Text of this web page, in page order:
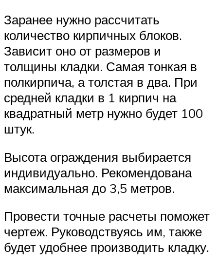
Заранее нужно рассчитать
количество кирпичных блоков.
Зависит оно от размеров и
толщины кладки. Самая тонкая в
полкирпича, а толстая в два. При
средней кладки в 1 кирпич на
квадратный метр нужно будет 100
штук.
Высота ограждения выбирается
индивидуально. Рекомендована
максимальная до 3,5 метров.
Провести точные расчеты поможет
чертеж. Руководствуясь им, также
будет удобнее производить кладку.